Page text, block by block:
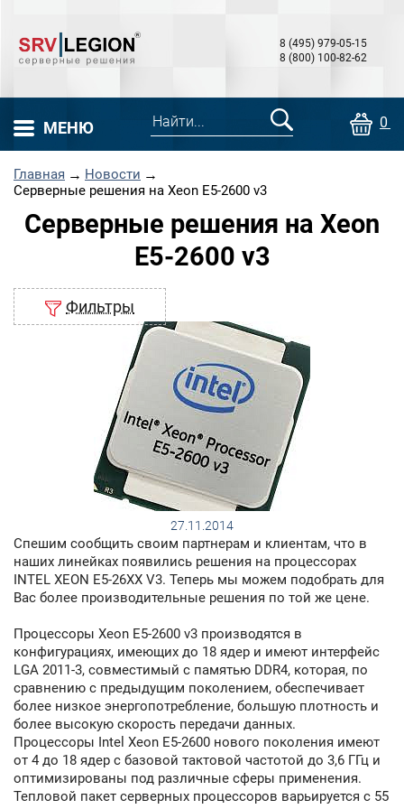
8 (495) 979-05-15
8 (800) 100-82-62
МЕНЮ 0
Главная → Новости →
Серверные решения на Xeon E5-2600 v3
Серверные решения на Xeon
E5-2600 v3
Фильтры
27.11.2014
Спешим сообщить своим партнерам и клиентам, что в
наших линейках появились решения на процессорах
INTEL XEON E5-26XX V3. Теперь мы можем подобрать для
Вас более производительные решения по той же цене.
Процессоры Xeon E5-2600 v3 производятся в
конфигурациях, имеющих до 18 ядер и имеют интерфейс
LGA 2011-3, совместимый с памятью DDR4, которая, по
сравнению с предыдущим поколением, обеспечивает
более низкое энергопотребление, большую плотность и
более высокую скорость передачи данных.
Процессоры Intel Xeon E5-2600 нового поколения имеют
от 4 до 18 ядер с базовой тактовой частотой до 3,6 ГГц и
оптимизированы под различные сферы применения.
Тепловой пакет серверных процессоров варьируется с 55